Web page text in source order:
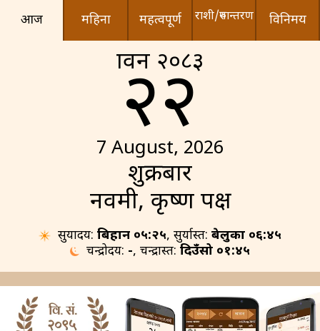
आज महिना महत्वपूर्ण राशी/रुपान्तरण विनिमय
श्रावन २०८३
२२
7 August, 2026
शुक्रबार
नवमी, कृष्ण पक्ष
सुर्योदय:बिहान ०५:२५, सुर्यास्त:बेलुका ०६:४५
चन्द्रोदय: -, चन्द्रास्त:दिउँसो ०१:४५